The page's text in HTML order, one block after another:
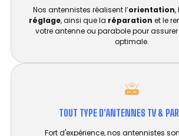
Nos antennistes réalisent l’orientation,
réglage, ainsi que la réparation et le
votre antenne ou parabole pour
optimale.
TOUT TYPE D'ANTENNES TV &
Fort d'expérience, nos antennistes